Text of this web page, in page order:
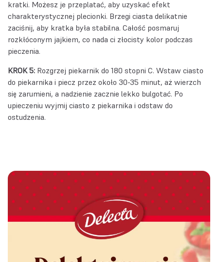
kratki. Możesz je przeplatać, aby uzyskać efekt
charakterystycznej plecionki. Brzegi ciasta delikatnie
zaciśnij, aby kratka była stabilna. Całość posmaruj
rozkłóconym jajkiem, co nada ci złocisty kolor podczas
pieczenia.
KROK 5: Rozgrzej piekarnik do 180 stopni C. Wstaw ciasto
do piekarnika i piecz przez około 30-35 minut, aż wierzch
się zarumieni, a nadzienie zacznie lekko bulgotać. Po
upieczeniu wyjmij ciasto z piekarnika i odstaw do
ostudzenia.